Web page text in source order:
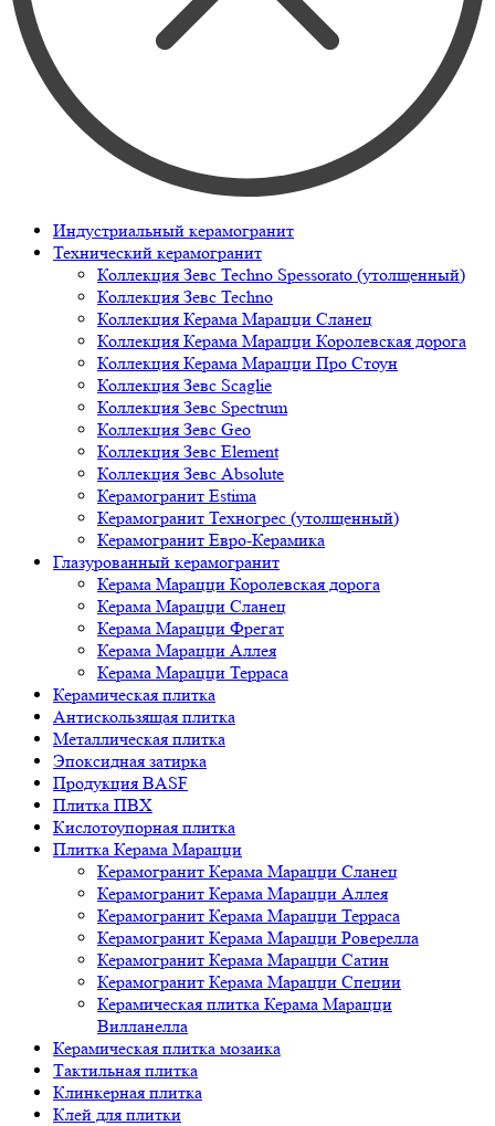
Индустриальный керамогранит
Технический керамогранит
Коллекция Зевс Techno Spessorato (утолщенный)
Коллекция Зевс Techno
Коллекция Керама Марацци Сланец
Коллекция Керама Марацци Королевская дорога
Коллекция Керама Марацци Про Стоун
Коллекция Зевс Scaglie
Коллекция Зевс Spectrum
Коллекция Зевс Geo
Коллекция Зевс Element
Коллекция Зевс Absolute
Керамогранит Estima
Керамогранит Техногрес (утолщенный)
Керамогранит Евро-Керамика
Глазурованный керамогранит
Керама Марацци Королевская дорога
Керама Марацци Сланец
Керама Марацци Фрегат
Керама Марацци Аллея
Керама Марацци Терраса
Керамическая плитка
Антискользящая плитка
Металлическая плитка
Эпоксидная затирка
Продукция BASF
Плитка ПВХ
Кислотоупорная плитка
Плитка Керама Марацци
Керамогранит Керама Марацци Сланец
Керамогранит Керама Марацци Аллея
Керамогранит Керама Марацци Терраса
Керамогранит Керама Марацци Роверелла
Керамогранит Керама Марацци Сатин
Керамогранит Керама Марацци Специи
Керамическая плитка Керама Марацци
Вилланелла
Керамическая плитка мозаика
Тактильная плитка
Клинкерная плитка
Клей для плитки